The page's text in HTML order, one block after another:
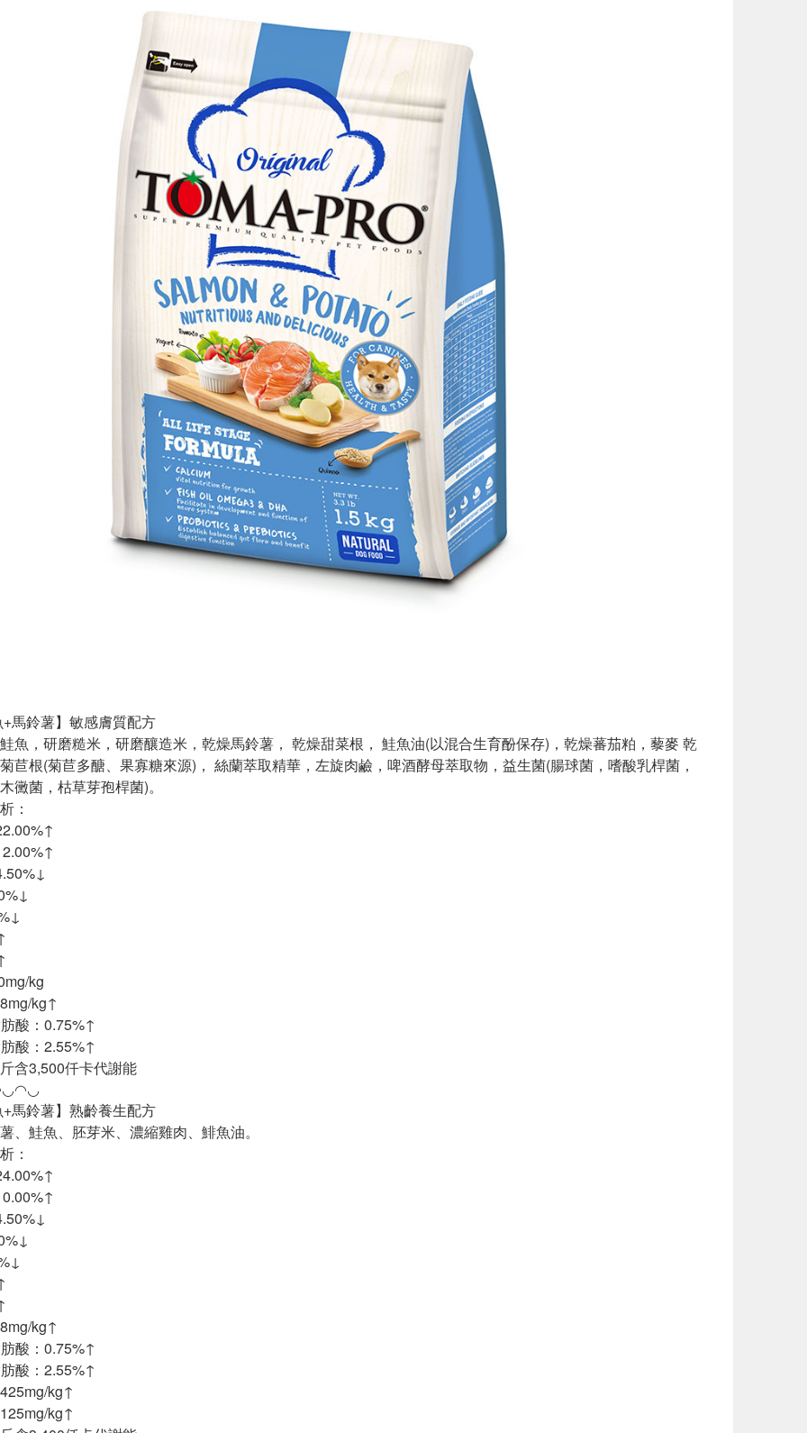
馬鈴薯】敏感膚質配方
魚，研磨糙米，研磨釀造米，乾燥馬鈴薯， 乾燥甜菜根， 鮭魚油(以混合生育酚保存)，乾燥蕃茄粕，藜麥 乾
苣根(菊苣多醣、果寡糖來源)， 絲蘭萃取精華，左旋肉鹼，啤酒酵母萃取物，益生菌(腸球菌，嗜酸乳桿菌，
黴菌，枯草芽孢桿菌)。
：
kg
kg↑
酸：0.75%↑
酸：2.55%↑
含3,500仟卡代謝能
馬鈴薯】熟齡養生配方
、鮭魚、胚芽米、濃縮雞肉、鯡魚油。
：
kg↑
酸：0.75%↑
酸：2.55%↑
kg↑
kg↑